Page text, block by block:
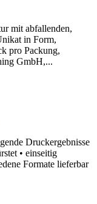
mit abfallenden,
in Form,
pro Packung,
GmbH,...
Druckergebnisse
• einseitig
Formate lieferbar